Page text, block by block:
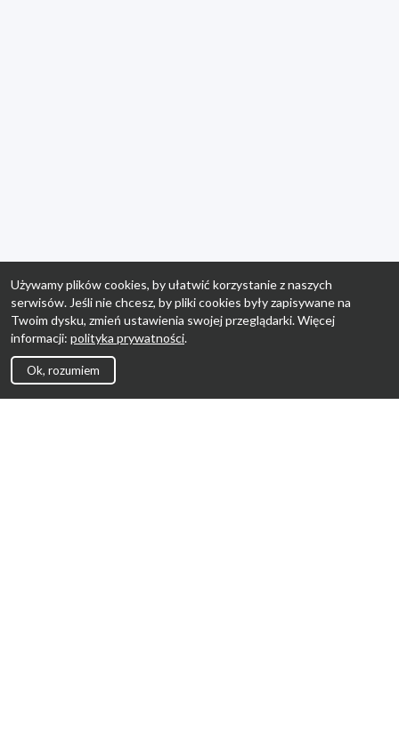
Używamy plików cookies, by ułatwić korzystanie z naszych
serwisów. Jeśli nie chcesz, by pliki cookies były zapisywane na
Twoim dysku, zmień ustawienia swojej przeglądarki. Więcej
informacji: polityka prywatności.
Ok, rozumiem